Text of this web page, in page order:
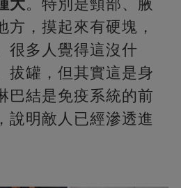
大。特別是頸部、腋
方，摸起來有硬塊，
很多人覺得這沒什
拔罐，但其實這是身
巴結是免疫系統的前
說明敵人已經滲透進